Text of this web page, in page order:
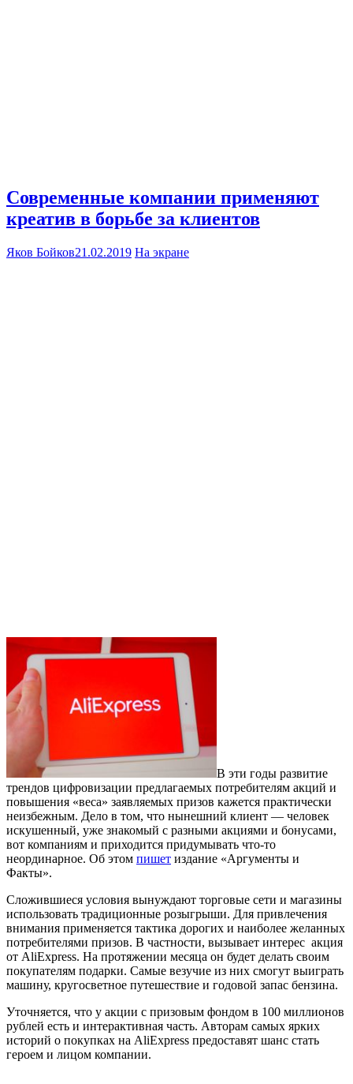
Современные компании применяют
креатив в борьбе за клиентов
Яков Бойков21.02.2019 На экране
В эти годы развитие
трендов цифровизации предлагаемых потребителям акций и
повышения «веса» заявляемых призов кажется практически
неизбежным. Дело в том, что нынешний клиент — человек
искушенный, уже знакомый с разными акциями и бонусами,
вот компаниям и приходится придумывать что-то
неординарное. Об этом пишет издание «Аргументы и
Факты».
Сложившиеся условия вынуждают торговые сети и магазины
использовать традиционные розыгрыши. Для привлечения
внимания применяется тактика дорогих и наиболее желанных
потребителями призов. В частности, вызывает интерес акция
от AliExpress. На протяжении месяца он будет делать своим
покупателям подарки. Самые везучие из них смогут выиграть
машину, кругосветное путешествие и годовой запас бензина.
Уточняется, что у акции с призовым фондом в 100 миллионов
рублей есть и интерактивная часть. Авторам самых ярких
историй о покупках на AliExpress предоставят шанс стать
героем и лицом компании.